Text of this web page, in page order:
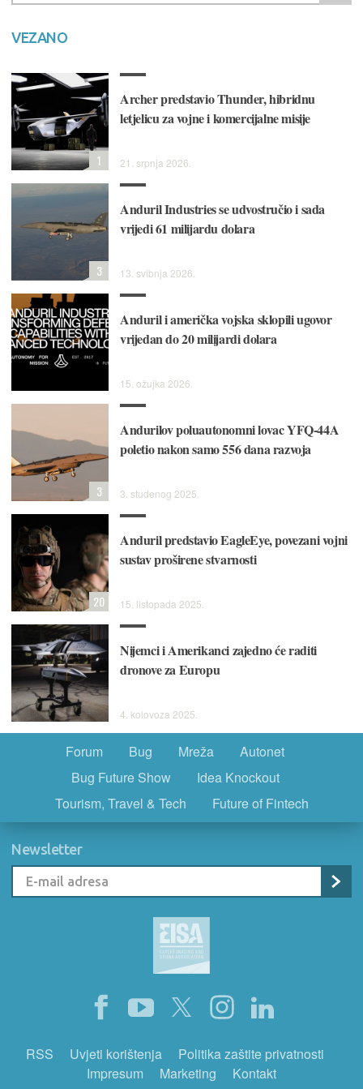
VEZANO
Archer predstavio Thunder, hibridnu
letjelicu za vojne i komercijalne misije
21. srpnja 2026.
1
Anduril Industries se udvostručio i sada
vrijedi 61 milijardu dolara
13. svibnja 2026.
3
Anduril i američka vojska sklopili ugovor
vrijedan do 20 milijardi dolara
15. ožujka 2026.
Andurilov poluautonomni lovac YFQ-44A
poletio nakon samo 556 dana razvoja
3. studenog 2025.
3
Anduril predstavio EagleEye, povezani vojni
sustav proširene stvarnosti
15. listopada 2025.
20
Nijemci i Amerikanci zajedno će raditi
dronove za Europu
4. kolovoza 2025.
Forum Bug Mreža
Autonet
Bug Future Show
Idea Knockout
Tourism, Travel & Tech
Future of Fintech
Newsletter
RSS Uvjeti korištenja
Politika zaštite privatnosti
Impresum
Marketing Kontakt